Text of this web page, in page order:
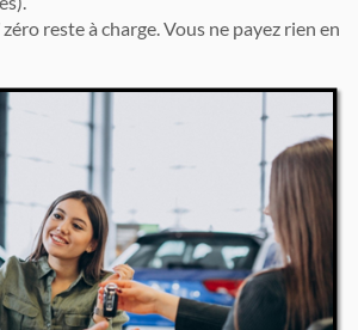
reste à charge. Vous ne payez rien en